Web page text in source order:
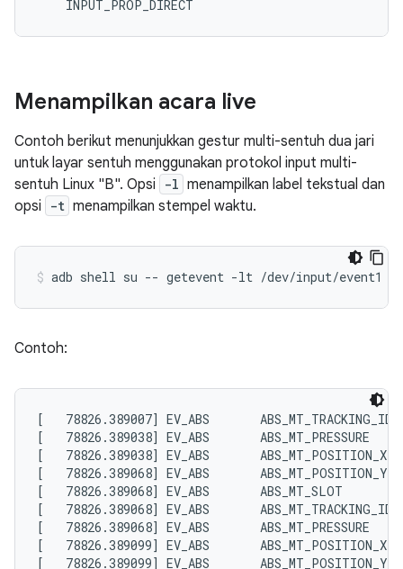
Menampilkan acara live
Contoh berikut menunjukkan gestur multi-sentuh dua jari
untuk layar sentuh menggunakan protokol input multi-
sentuh Linux "B". Opsi
-l menampilkan label tekstual dan
opsi
-t menampilkan stempel waktu.
Contoh:
[   78826.389007] EV_ABS
[   78826.389038] EV_ABS       ABS_MT_PRESSURE
[   78826.389038] EV_ABS       ABS_MT_POSITION_X
[   78826.389068] EV_ABS       ABS_MT_POSITION_Y
[   78826.389068] EV_ABS       ABS_MT_SLOT
[   78826.389068] EV_ABS       ABS_MT_TRACKING_ID
[   78826.389068] EV_ABS       ABS_MT_PRESSURE
[   78826.389099] EV_ABS       ABS_MT_POSITION_X
[   78826.389099] EV_ABS       ABS_MT_POSITION_Y